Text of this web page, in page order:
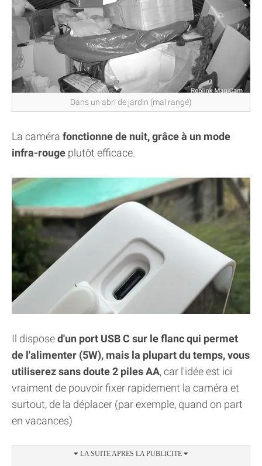
Dans un abri de jardin (mal rangé)
La caméra fonctionne de nuit, grâce à un mode
infra-rouge plutôt efficace.
Il disposed'un port USB C sur le flanc qui permet
de l'alimenter (5W), mais la plupart du temps, vous
utiliserez sans doute 2 piles AA, car l'idée est ici
vraiment de pouvoir fixer rapidement la caméra et
surtout, de la déplacer (par exemple, quand on part
en vacances)